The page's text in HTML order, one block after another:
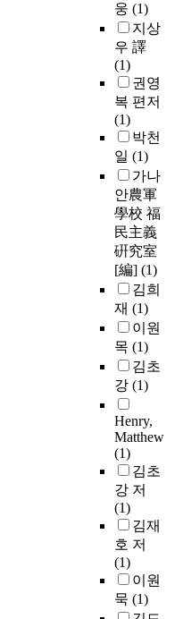
웅 (1)
지상
우 譯
(1)
권영
복 편저
(1)
박천
일 (1)
가나
안農軍
學校 福
民主義
硏究室
[編] (1)
김희
재 (1)
이원
목 (1)
김초
강 (1)
Henry,
Matthew
(1)
김초
강 저
(1)
김재
호 저
(1)
이원
묵 (1)